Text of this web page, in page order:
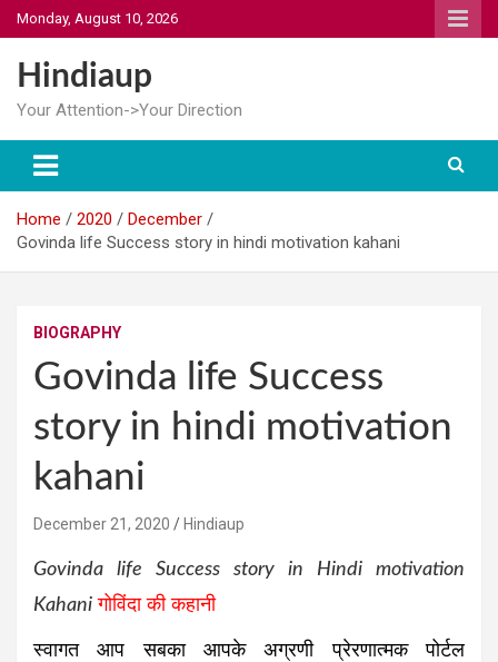
Skip
to
content
Monday, August 10, 2026
Hindiaup
Your Attention->Your Direction
Home 2020
December
Govinda life Success story in hindi motivation kahani
BIOGRAPHY
Govinda life Success
story in hindi motivation
kahani
December 21, 2020 Hindiaup
Govinda life Success story in Hindi motivation
Kahani गोविंदा की कहानी
स्वागत आप सबका आपके अग्रणी प्रेरणात्मक पोर्टल